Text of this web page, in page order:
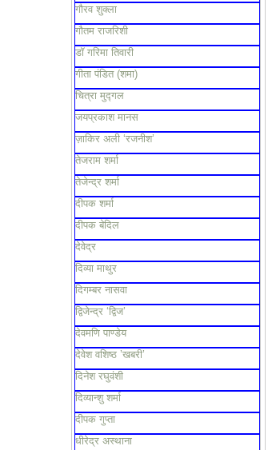
गौरव शुक्ला
गौतम राजरिशी
डॉ गरिमा तिवारी
गीता पंडित (शमा)
चित्रा मुद्गल
जयप्रकाश मानस
ज़ाकिर अली ‘रजनीश’
तेजराम शर्मा
तेजेन्द्र शर्मा
दीपक शर्मा
दीपक बेदिल
देवेद्र
दिव्या माथुर
दिगम्बर नासवा
द्विजेन्द्र ‘द्विज’
देवमणि पाण्डेय
देवेश वशिष्ठ ’खबरी’
दिनेश रघुवंशी
दिव्यान्शु शर्मा
दीपक गुप्ता
धीरेद्र अस्थाना